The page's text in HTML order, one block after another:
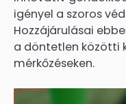
igényel a szoros
Hozzájárulásai
a döntetlen közötti
mérkőzéseken.